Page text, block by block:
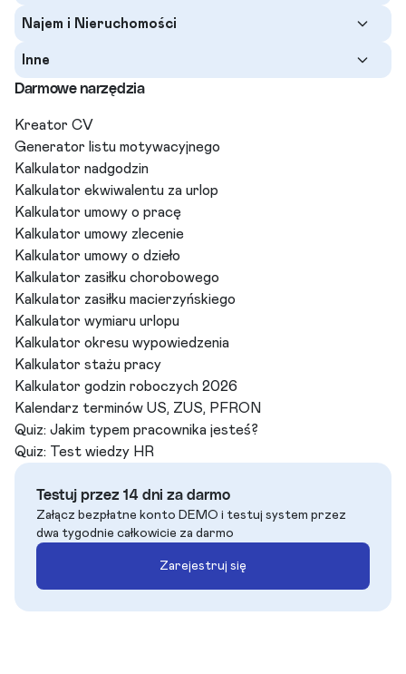
Najem i Nieruchomości
Inne
Darmowe narzędzia
Kreator CV
Generator listu motywacyjnego
Kalkulator nadgodzin
Kalkulator ekwiwalentu za urlop
Kalkulator umowy o pracę
Kalkulator umowy zlecenie
Kalkulator umowy o dzieło
Kalkulator zasiłku chorobowego
Kalkulator zasiłku macierzyńskiego
Kalkulator wymiaru urlopu
Kalkulator okresu wypowiedzenia
Kalkulator stażu pracy
Kalkulator godzin roboczych 2026
Kalendarz terminów US, ZUS, PFRON
Quiz: Jakim typem pracownika jesteś?
Quiz: Test wiedzy HR
Testuj przez 14 dni za darmo
Załącz bezpłatne konto DEMO i testuj system przez
dwa tygodnie całkowicie za darmo
Zarejestruj się